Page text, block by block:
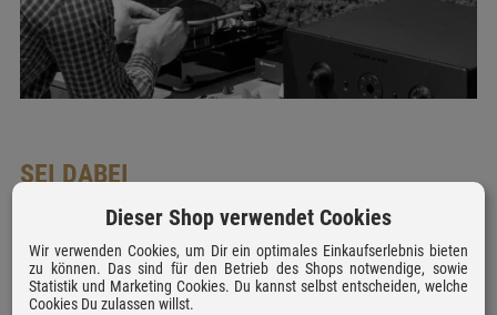
SEI DABEI
Genieße bei unseren Events richtig gute Musik und
großartigen Sound. Bei Drinks & Snacks hören wir uns
gemeinsam durch Deine Lieblingstracks und machen
spannende Hörvergleich zu topaktuellen Themen. Eine gute
Dieser Shop verwendet Cookies
Wir verwenden Cookies, um Dir ein optimales Einkaufserlebnis bieten
zu können. Das sind für den Betrieb des Shops notwendige, sowie
Statistik und Marketing Cookies. Du kannst selbst entscheiden, welche
Cookies Du zulassen willst.